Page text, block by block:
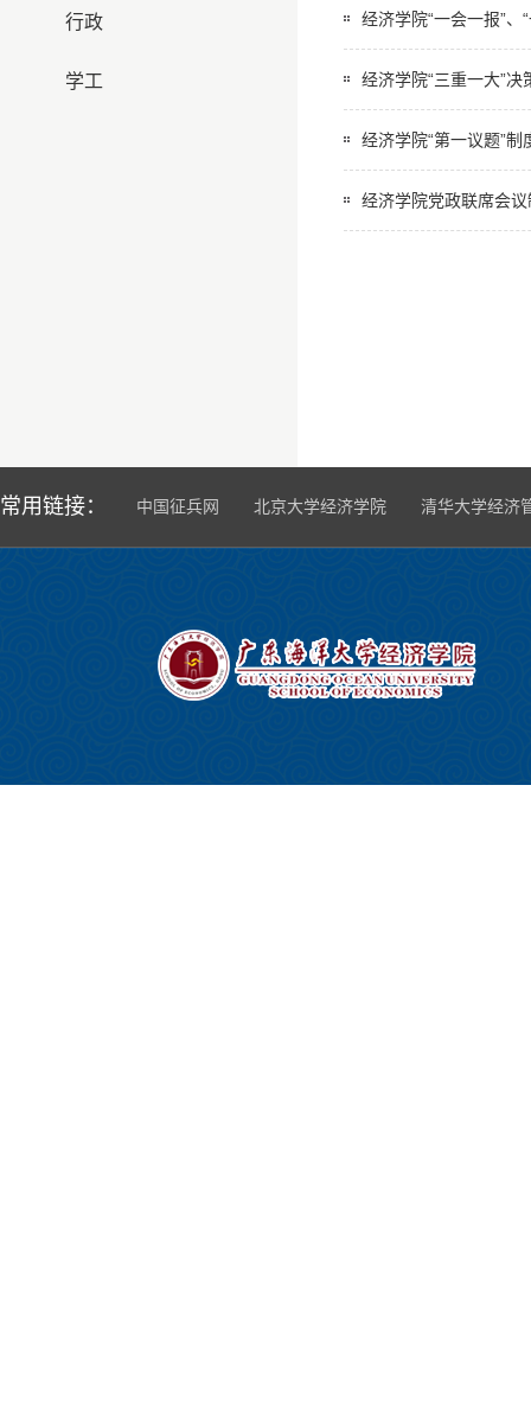
行政
学工
经济学院“一会一报”、
经济学院“三重一大”决
经济学院“第一议题”制
经济学院党政联席会议
常用链接： 中国征兵网 北京大学经济学院 清华大学经济